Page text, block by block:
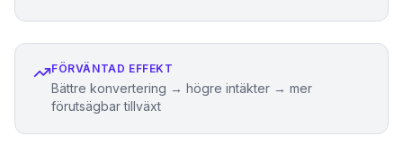
FÖRVÄNTAD EFFEKT
Bättre konvertering → högre intäkter → mer
förutsägbar tillväxt